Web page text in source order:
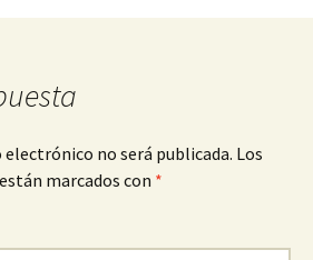
electrónico no será publicada. Los
marcados con *